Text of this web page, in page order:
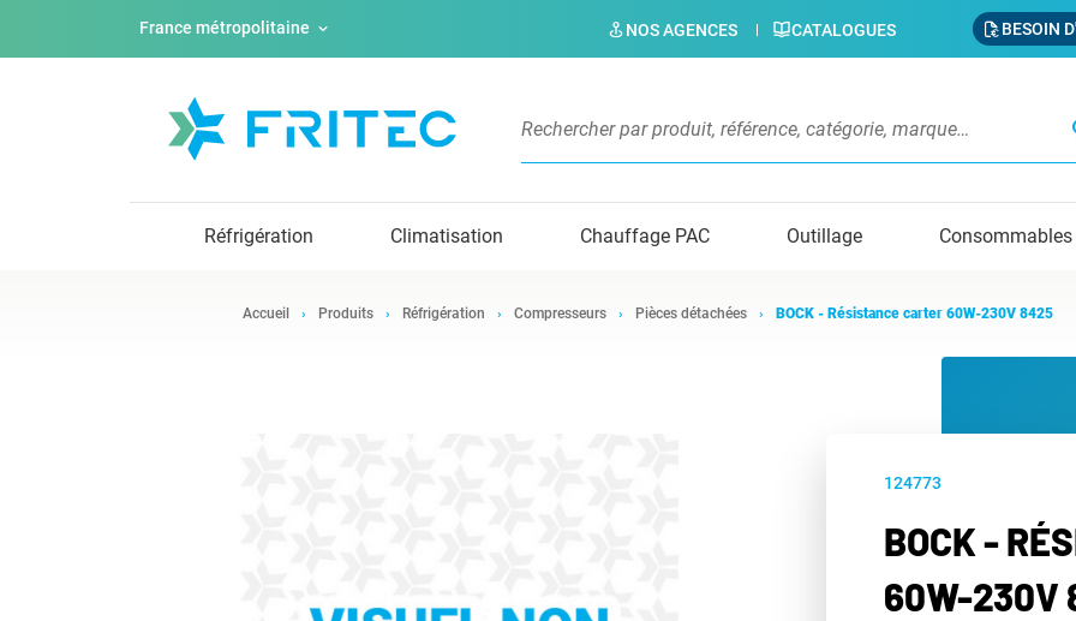
France métropolitaine NOS AGENCES CATALOGUES BESOIN
Réfrigération Climatisation Chauffage PAC Outillage Consommables
Accueil Produits Réfrigération Compresseurs Pièces détachées BOCK - Résistance carter 60W-230V 8425
124773
BOCK -
60W-230V